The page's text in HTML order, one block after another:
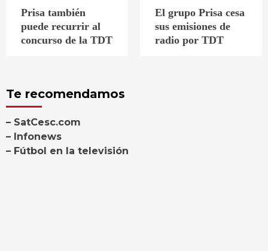
Prisa también
puede recurrir al
concurso de la TDT
El grupo Prisa cesa
sus emisiones de
radio por TDT
Te recomendamos
– SatCesc.com
– Infonews
– Fútbol en la televisión